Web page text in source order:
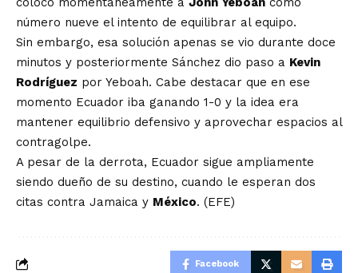
número nueve el intento de equilibrar al equipo.
Sin embargo, esa solución apenas se vio durante doce
minutos y posteriormente Sánchez dio paso a Kevin
Rodríguez por Yeboah. Cabe destacar que en ese
momento Ecuador iba ganando 1-0 y la idea era
mantener equilibrio defensivo y aprovechar espacios al
contragolpe.
A pesar de la derrota, Ecuador sigue ampliamente
siendo dueño de su destino, cuando le esperan dos
citas contra Jamaica y México. (EFE)
Facebook